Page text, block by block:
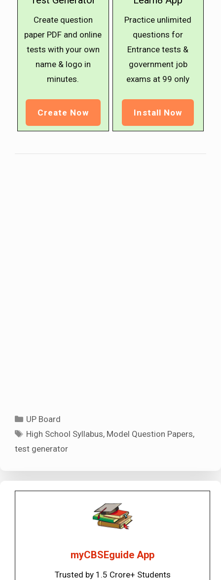
Create question
paper PDF and online
tests with your own
name & logo in
minutes.
Create Now
Practice unlimited
questions for
Entrance tests &
government job
exams at ₹99 only
Install Now
Categories
UP Board
Tags
High School Syllabus, Model Question Papers,
test generator
myCBSEguide App
Trusted by 1.5 Crore+ Students